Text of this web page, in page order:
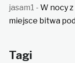
jasam1 - W nocy z
miejsce bitwa
Tagi